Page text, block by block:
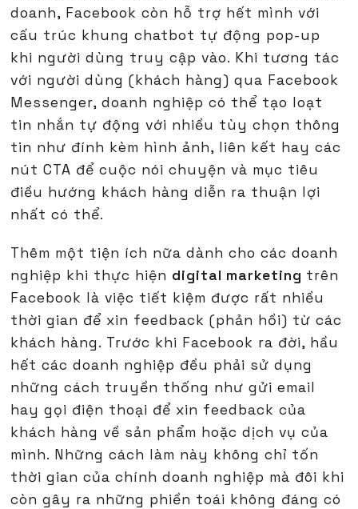
doanh, Facebook còn hỗ trợ hết mình với
cấu trúc khung chatbot tự động pop-up
khi người dùng truy cập vào. Khi tương tác
với người dùng (khách hàng) qua Facebook
Messenger, doanh nghiệp có thể tạo loạt
tin nhắn tự động với nhiều tùy chọn thông
tin như đính kèm hình ảnh, liên kết hay các
nút CTA để cuộc nói chuyện và mục tiêu
điều hướng khách hàng diễn ra thuận lợi
nhất có thể.
Thêm một tiện ích nữa dành cho các doanh
nghiệp khi thực hiện digital marketing trên
Facebook là việc tiết kiệm được rất nhiều
thời gian để xin feedback (phản hồi) từ các
khách hàng. Trước khi Facebook ra đời, hầu
hết các doanh nghiệp đều phải sử dụng
những cách truyền thống như gửi email
hay gọi điện thoại để xin feedback của
khách hàng về sản phẩm hoặc dịch vụ của
mình. Những cách làm này không chỉ tốn
thời gian của chính doanh nghiệp mà đôi khi
còn gây ra những phiền toái không đáng có